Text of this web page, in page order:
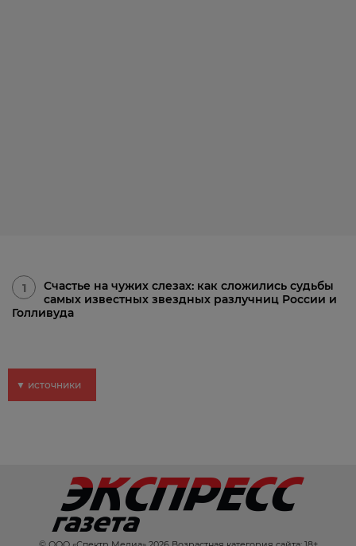
1
Счастье на чужих слезах: как сложились судьбы
самых известных звездных разлучниц России и
Голливуда
▼ источники